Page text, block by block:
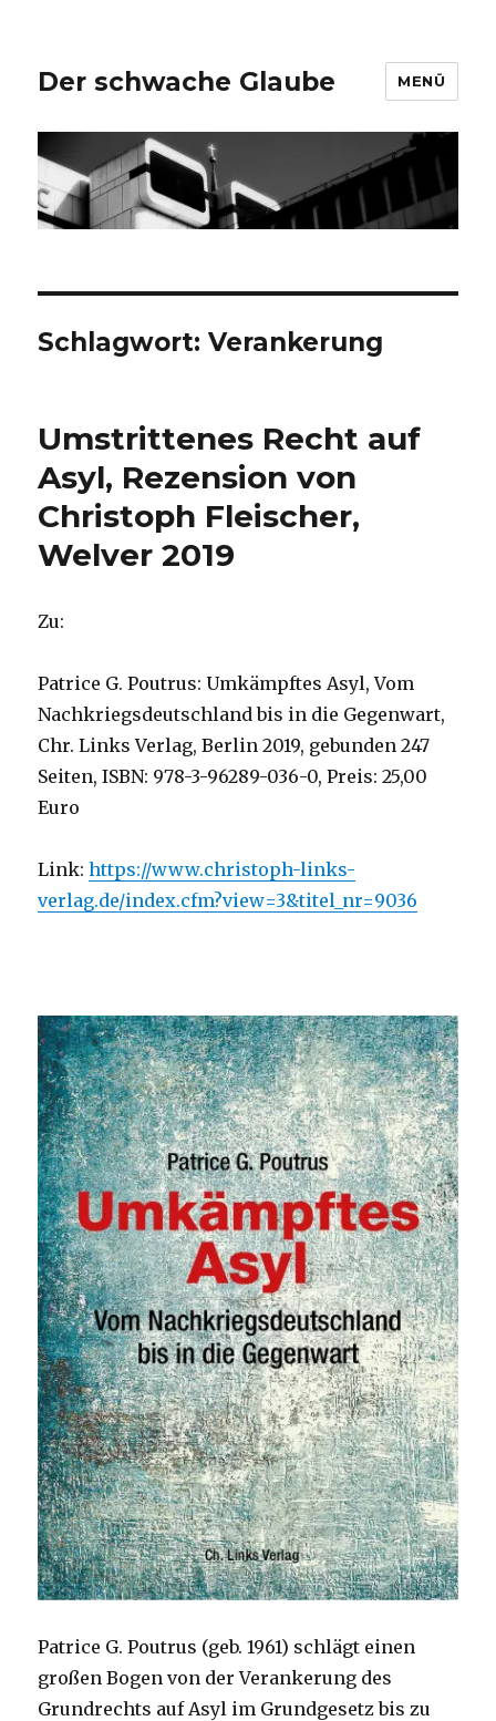
Der schwache Glaube MENÜ
Schlagwort:Verankerung
Umstrittenes Recht auf
Asyl, Rezension von
Christoph Fleischer,
Welver 2019
Zu:
Patrice G. Poutrus: Umkämpftes Asyl, Vom
Nachkriegsdeutschland bis in die Gegenwart,
Chr. Links Verlag, Berlin 2019, gebunden 247
Seiten, ISBN: 978-3-96289-036-0, Preis: 25,00
Euro
Link:https://www.christoph-links-
verlag.de/index.cfm?view=3&titel_nr=9036
Patrice G. Poutrus (geb. 1961) schlägt einen
großen Bogen von der Verankerung des
Grundrechts auf Asyl im Grundgesetz bis zu